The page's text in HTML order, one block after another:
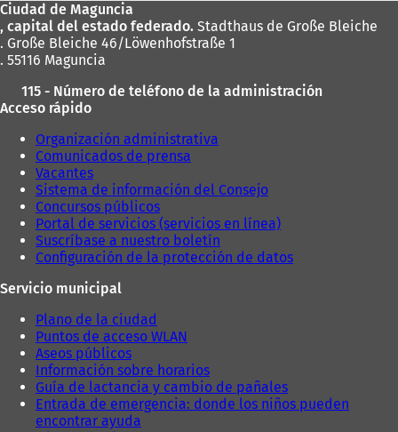
pies
Ciudad de Maguncia
, capital del estado federado. Stadthaus de Große Bleiche
. Große Bleiche 46/Löwenhofstraße 1
. 55116 Maguncia
115 - Número de teléfono de la administración
Acceso rápido
Organización administrativa
Comunicados de prensa
Vacantes
Sistema de información del Consejo
Concursos públicos
Portal de servicios (servicios en línea)
Suscríbase a nuestro boletín
Configuración de la protección de datos
Servicio municipal
Plano de la ciudad
Puntos de acceso WLAN
Aseos públicos
Información sobre horarios
Guía de lactancia y cambio de pañales
Entrada de emergencia: donde los niños pueden
encontrar ayuda